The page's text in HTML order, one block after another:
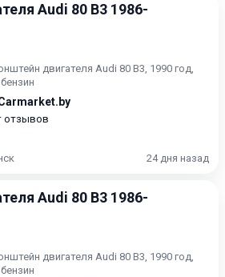
Audi 80 B3 1986-
двигателя Audi 80 B3, 1990 год,
отзывов
24 дня назад
Audi 80 B3 1986-
двигателя Audi 80 B3, 1990 год,